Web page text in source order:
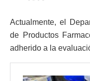
Actualmente, el
de Productos
adherido a la